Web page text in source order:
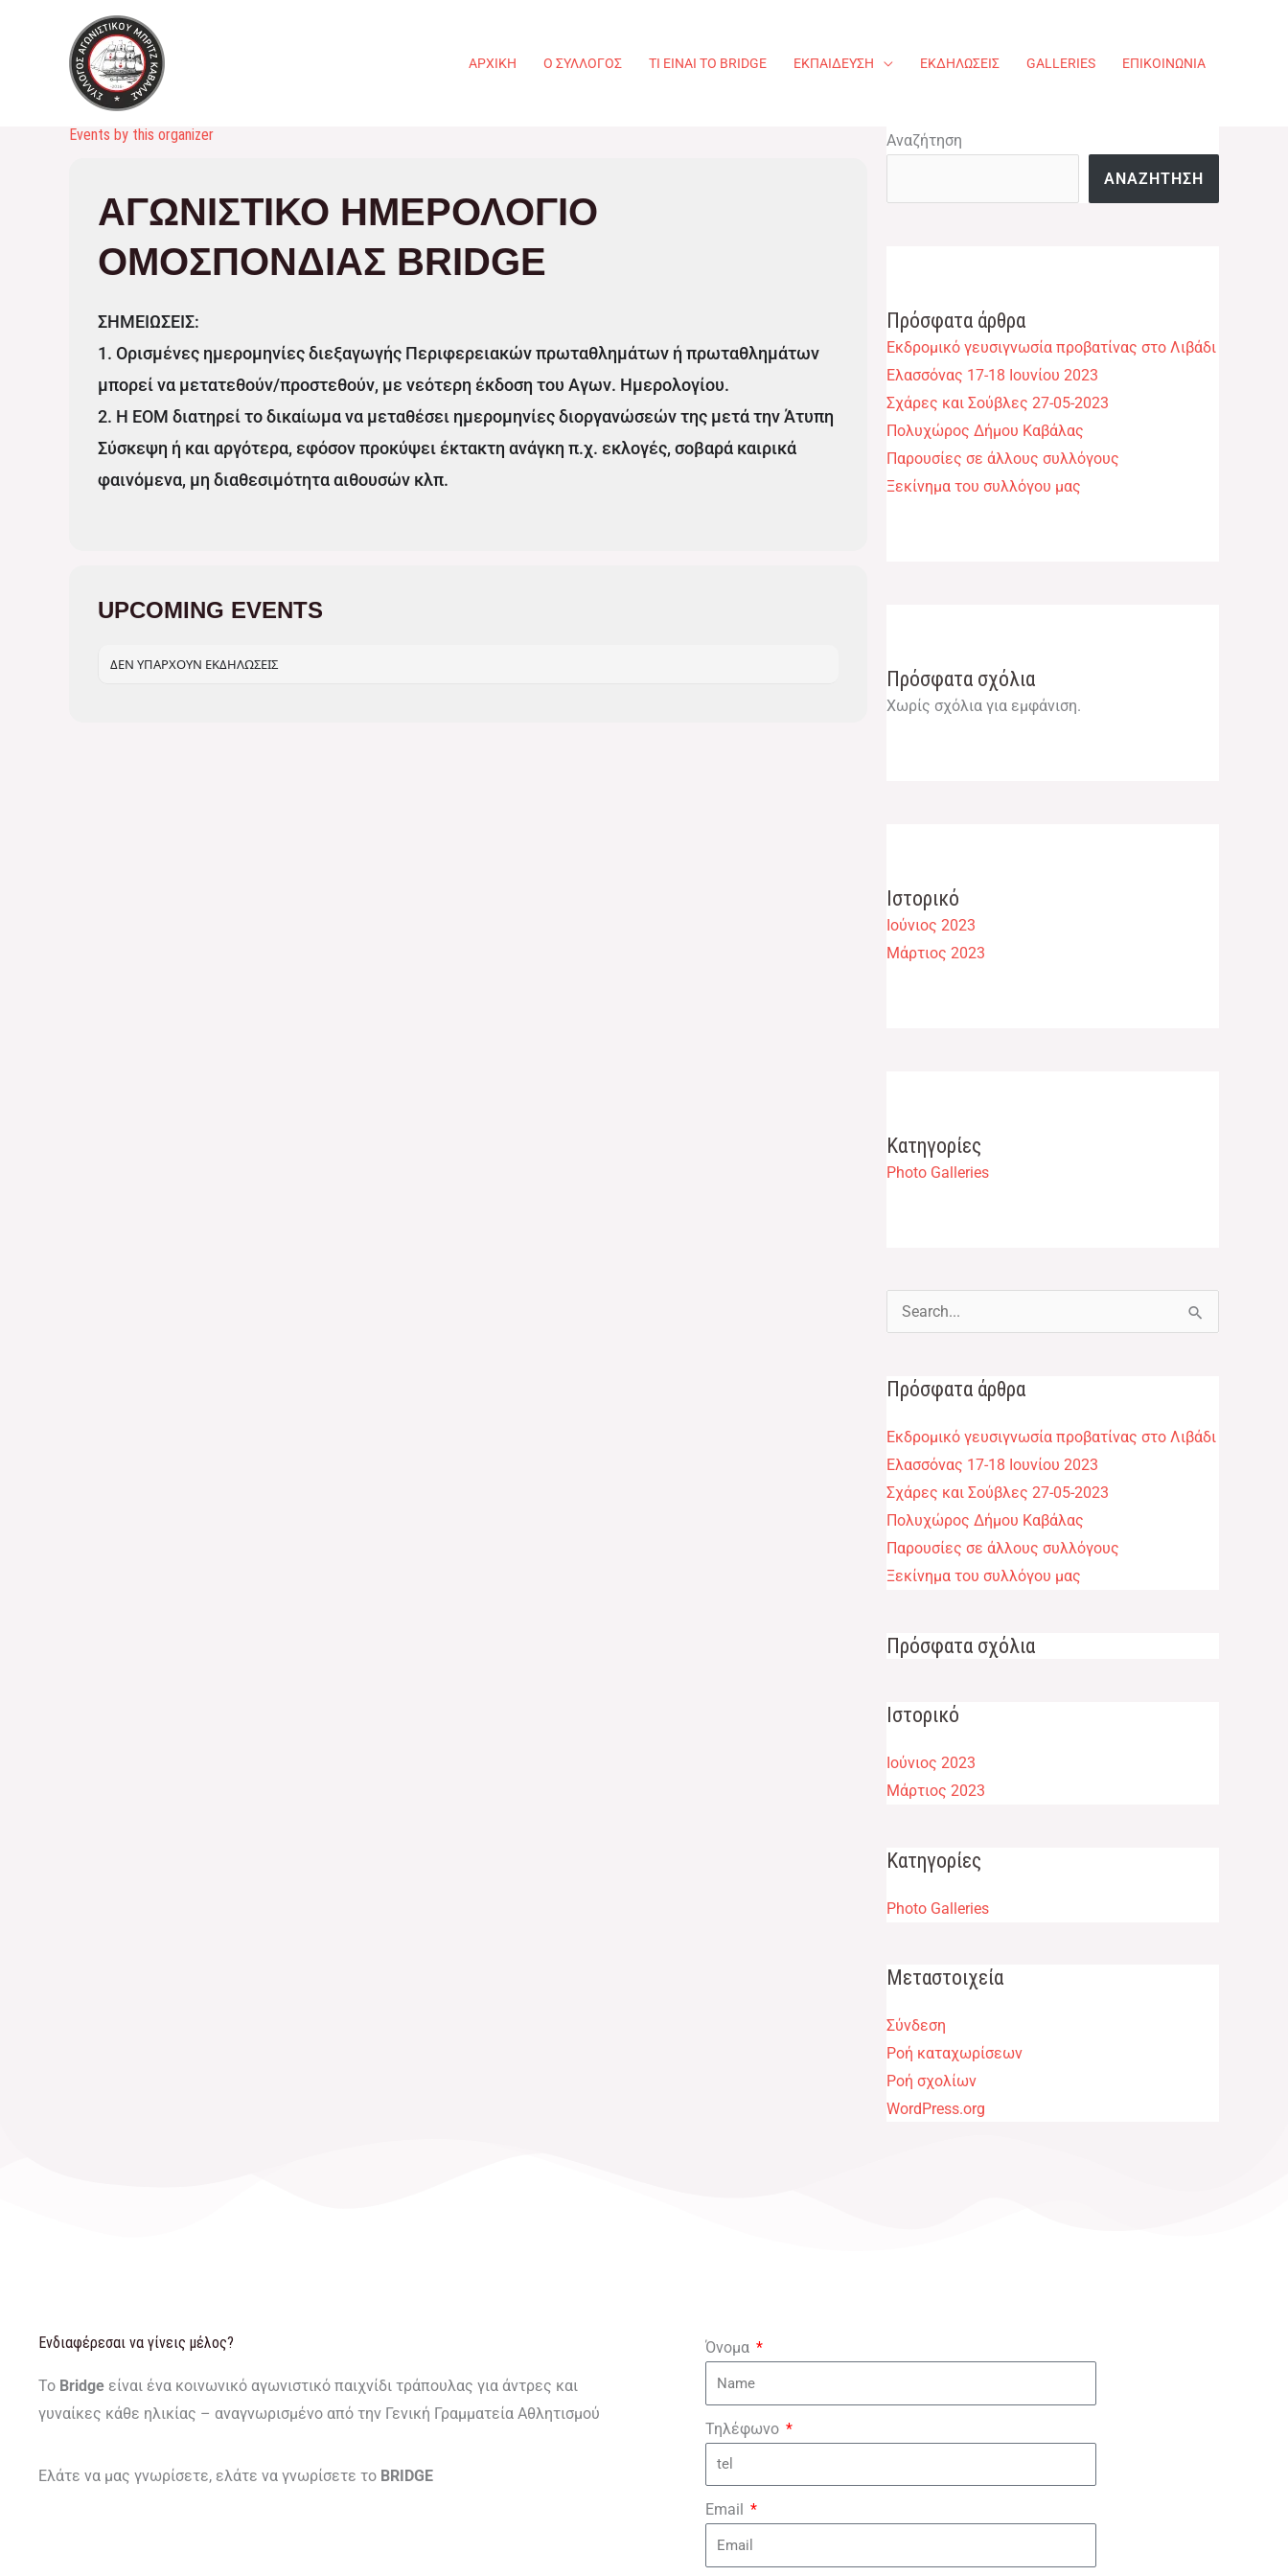
περιεχόμενο
ΑΡΧΙΚΉ Ο ΣΎΛΛΟΓΟΣ ΤΙ ΕΊΝΑΙ ΤΟ BRIDGE ΕΚΠΑΊΔΕΥΣΗ ΕΚΔΗΛΏΣΕΙΣ​ GALLERIES ΕΠΙΚΟΙΝΩΝΊΑ
Events by this organizer
ΑΓΩΝΙΣΤΙΚΌ ΗΜΕΡΟΛΌΓΙΟ
ΟΜΟΣΠΟΝΔΊΑΣ BRIDGE
ΣΗΜΕΙΩΣΕΙΣ:
1. Ορισμένες ημερομηνίες διεξαγωγής Περιφερειακών πρωταθλημάτων ή πρωταθλημάτων
μπορεί να μετατεθούν/προστεθούν, με νεότερη έκδοση του Αγων. Ημερολογίου.
2. Η ΕΟΜ διατηρεί το δικαίωμα να μεταθέσει ημερομηνίες διοργανώσεών της μετά την Άτυπη
Σύσκεψη ή και αργότερα, εφόσον προκύψει έκτακτη ανάγκη π.χ. εκλογές, σοβαρά καιρικά
φαινόμενα, μη διαθεσιμότητα αιθουσών κλπ.
UPCOMING EVENTS
ΔΕΝ ΥΠΆΡΧΟΥΝ ΕΚΔΗΛΏΣΕΙΣ
Αναζήτηση
ΑΝΑΖΉΤΗΣΗ
Πρόσφατα άρθρα
Εκδρομικό γευσιγνωσία προβατίνας στο Λιβάδι
Ελασσόνας 17-18 Ιουνίου 2023
Σχάρες και Σούβλες 27-05-2023
Πολυχώρος Δήμου Καβάλας​
Παρουσίες σε άλλους συλλόγους​
Ξεκίνημα του συλλόγου μας​
Πρόσφατα σχόλια
Χωρίς σχόλια για εμφάνιση.
Ιστορικό
Ιούνιος 2023
Μάρτιος 2023
Kατηγορίες
Photo Galleries
Αναζήτηση
Πρόσφατα άρθρα
Εκδρομικό γευσιγνωσία προβατίνας στο Λιβάδι
Ελασσόνας 17-18 Ιουνίου 2023
Σχάρες και Σούβλες 27-05-2023
Πολυχώρος Δήμου Καβάλας​
Παρουσίες σε άλλους συλλόγους​
Ξεκίνημα του συλλόγου μας​
Πρόσφατα σχόλια
Ιστορικό
Ιούνιος 2023
Μάρτιος 2023
Kατηγορίες
Photo Galleries
Μεταστοιχεία
Σύνδεση
Ροή καταχωρίσεων
Ροή σχολίων
WordPress.org
Ενδιαφέρεσαι να γίνεις μέλος?
Το Bridge είναι ένα κοινωνικό αγωνιστικό παιχνίδι τράπουλας για άντρες και
γυναίκες κάθε ηλικίας – αναγνωρισμένο από την Γενική Γραμματεία Αθλητισμού
Ελάτε να μας γνωρίσετε, ελάτε να γνωρίσετε το BRIDGE
Όνομα
Τηλέφωνο
Email